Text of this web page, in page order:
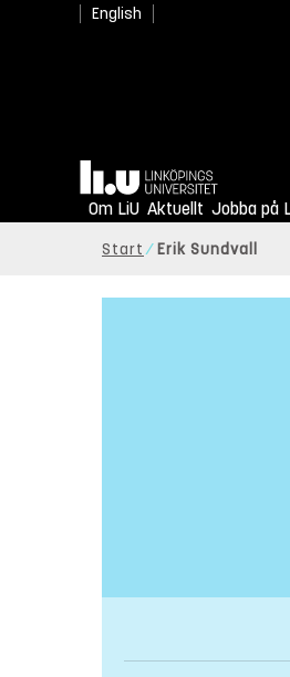
English
Hem
Om LiU Aktuellt Jobba på
Start Erik Sundvall